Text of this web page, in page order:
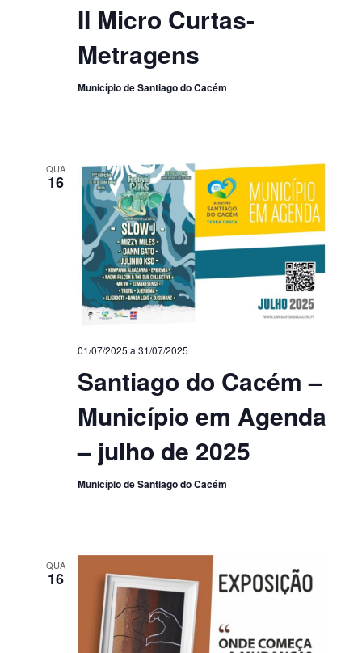
II Micro Curtas-
Metragens
Município de Santiago do Cacém
QUA
16
Santiago do Cacém –
Município em Agenda
– julho de 2025
01/07/2025 a 31/07/2025
Município de Santiago do Cacém
QUA
16